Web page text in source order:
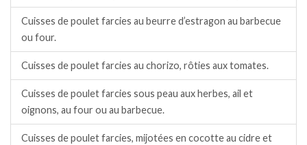
Cuisses de poulet farcies au beurre d’estragon au barbecue
ou four.
Cuisses de poulet farcies au chorizo, rôties aux tomates.
Cuisses de poulet farcies sous peau aux herbes, ail et
oignons, au four ou au barbecue.
Cuisses de poulet farcies, mijotées en cocotte au cidre et